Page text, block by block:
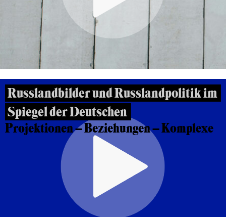
Russlandbilder und Russlandpolitik im
Spiegel der Deutschen
Projektionen – Beziehungen – Komplexe